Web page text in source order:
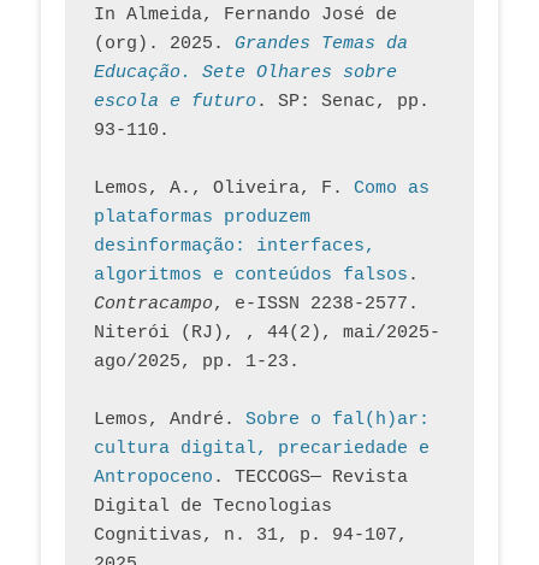
In Almeida, Fernando José de
(org). 2025. Grandes Temas da
Educação. Sete Olhares sobre
escola e futuro. SP: Senac, pp.
93-110.
Lemos, A., Oliveira, F. Como as
plataformas produzem
desinformação: interfaces,
algoritmos e conteúdos falsos
Contracampo, e-ISSN 2238-2577.
Niterói (RJ), , 44(2), mai/2025-
ago/2025, pp. 1-23.
Lemos, André. Sobre o fal(h)ar:
cultura digital, precariedade e
Antropoceno . TECCOGS— Revista
Digital de Tecnologias
Cognitivas, n. 31, p. 94-107,